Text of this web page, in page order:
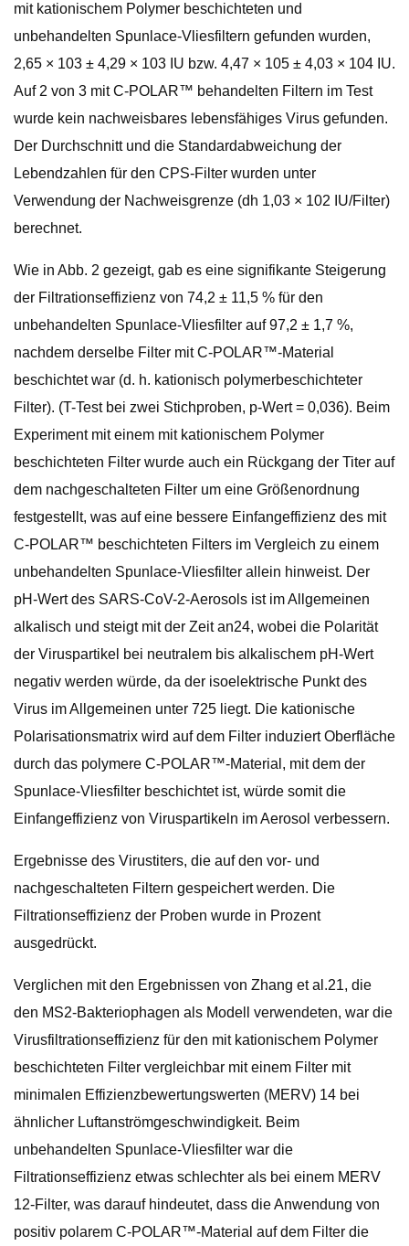
mit kationischem Polymer beschichteten und
unbehandelten Spunlace-Vliesfiltern gefunden wurden,
2,65 × 103 ± 4,29 × 103 IU bzw. 4,47 × 105 ± 4,03 × 104 IU.
Auf 2 von 3 mit C-POLAR™ behandelten Filtern im Test
wurde kein nachweisbares lebensfähiges Virus gefunden.
Der Durchschnitt und die Standardabweichung der
Lebendzahlen für den CPS-Filter wurden unter
Verwendung der Nachweisgrenze (dh 1,03 × 102 IU/Filter)
berechnet.
Wie in Abb. 2 gezeigt, gab es eine signifikante Steigerung
der Filtrationseffizienz von 74,2 ± 11,5 % für den
unbehandelten Spunlace-Vliesfilter auf 97,2 ± 1,7 %,
nachdem derselbe Filter mit C-POLAR™-Material
beschichtet war (d. h. kationisch polymerbeschichteter
Filter). (T-Test bei zwei Stichproben, p-Wert = 0,036). Beim
Experiment mit einem mit kationischem Polymer
beschichteten Filter wurde auch ein Rückgang der Titer auf
dem nachgeschalteten Filter um eine Größenordnung
festgestellt, was auf eine bessere Einfangeffizienz des mit
C-POLAR™ beschichteten Filters im Vergleich zu einem
unbehandelten Spunlace-Vliesfilter allein hinweist. Der
pH-Wert des SARS-CoV-2-Aerosols ist im Allgemeinen
alkalisch und steigt mit der Zeit an24, wobei die Polarität
der Viruspartikel bei neutralem bis alkalischem pH-Wert
negativ werden würde, da der isoelektrische Punkt des
Virus im Allgemeinen unter 725 liegt. Die kationische
Polarisationsmatrix wird auf dem Filter induziert Oberfläche
durch das polymere C-POLAR™-Material, mit dem der
Spunlace-Vliesfilter beschichtet ist, würde somit die
Einfangeffizienz von Viruspartikeln im Aerosol verbessern.
Ergebnisse des Virustiters, die auf den vor- und
nachgeschalteten Filtern gespeichert werden. Die
Filtrationseffizienz der Proben wurde in Prozent
ausgedrückt.
Verglichen mit den Ergebnissen von Zhang et al.21, die
den MS2-Bakteriophagen als Modell verwendeten, war die
Virusfiltrationseffizienz für den mit kationischem Polymer
beschichteten Filter vergleichbar mit einem Filter mit
minimalen Effizienzbewertungswerten (MERV) 14 bei
ähnlicher Luftanströmgeschwindigkeit. Beim
unbehandelten Spunlace-Vliesfilter war die
Filtrationseffizienz etwas schlechter als bei einem MERV
12-Filter, was darauf hindeutet, dass die Anwendung von
positiv polarem C-POLAR™-Material auf dem Filter die